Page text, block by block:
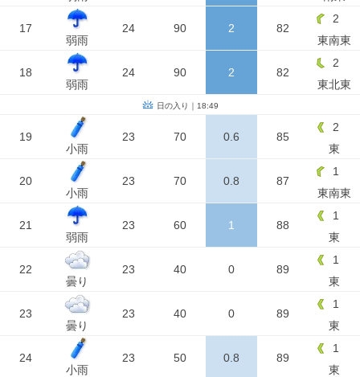
17
弱雨
24 90 2 82
2
東南東
18
弱雨
24 90 2 82
2
東北東
日の入り｜18:49
19
小雨
23 70 0.6 85
2
東
20
小雨
23 70 0.8 87
1
東南東
21
弱雨
23 60 1 88
1
東
22
曇り
23 40 0 89
1
東
23
曇り
23 40 0 89
1
東
24
小雨
23 50 0.8 89
1
東